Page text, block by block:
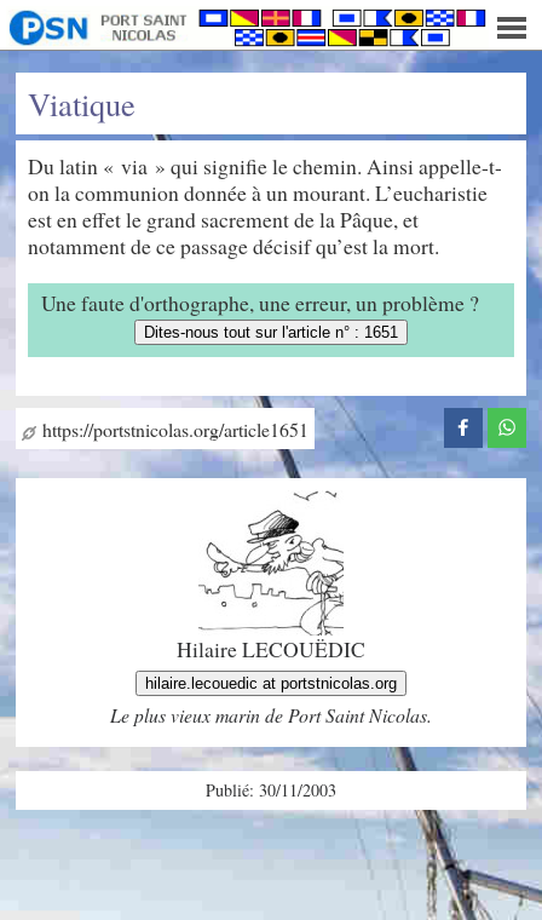
Viatique
Du latin « via » qui signifie le chemin. Ainsi appelle-t-
on la communion donnée à un mourant. L’eucharistie
est en effet le grand sacrement de la Pâque, et
notamment de ce passage décisif qu’est la mort.
Une faute d'orthographe, une erreur, un problème ?
Dites-nous tout sur l'article n° : 1651
https://portstnicolas.org/article1651
Hilaire LECOUËDIC
hilaire.lecouedic at portstnicolas.org
Le plus vieux marin de Port Saint Nicolas.
Publié: 30/11/2003